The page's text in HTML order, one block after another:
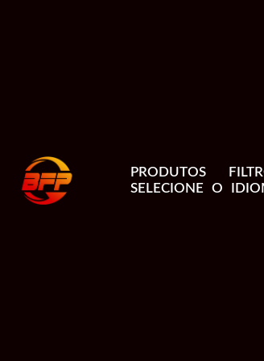
PRODUTOS
SELECIONE O